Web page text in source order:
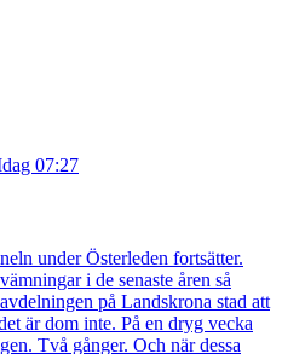
07:27
under Österleden fortsätter.
i de senaste åren så
på Landskrona stad att
är dom inte. På en dryg vecka
Två gånger. Och när dessa